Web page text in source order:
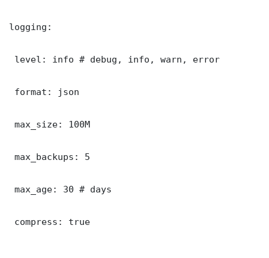
logging:
level: info # debug, info, warn, error
format: json
max_size: 100M
max_backups: 5
max_age: 30 # days
compress: true